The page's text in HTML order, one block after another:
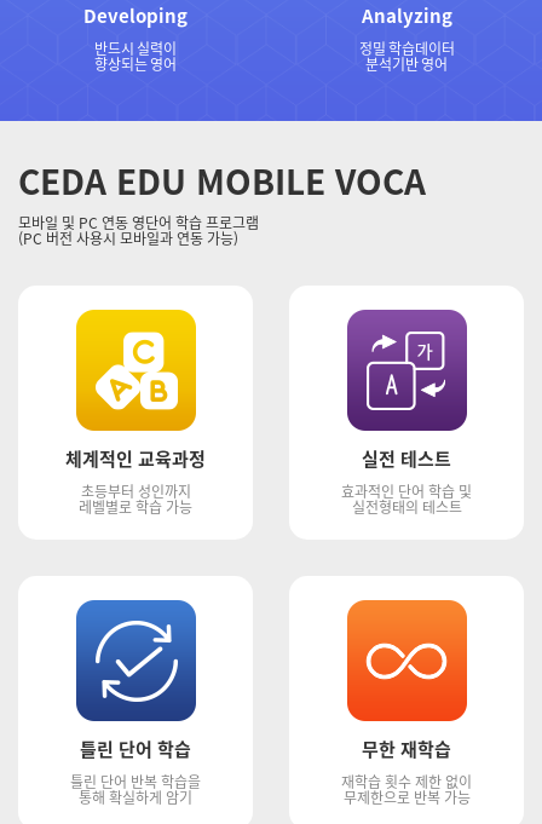
Developing
반드시 실력이
향상되는 영어
Analyzing
정밀 학습데이터
분석기반 영어
CEDA EDU MOBILE VOCA
모바일 및 PC 연동 영단어 학습 프로그램
(PC 버전 사용시 모바일과 연동 가능)
체계적인 교육과정
초등부터 성인까지
레벨별로 학습 가능
실전 테스트
효과적인 단어 학습 및
실전형태의 테스트
틀린 단어 학습
틀린 단어 반복 학습을
통해 확실하게 암기
무한 재학습
재학습 횟수 제한 없이
무제한으로 반복 가능